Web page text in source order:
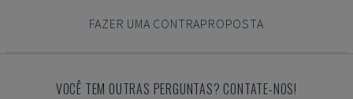
FAZER UMA CONTRAPROPOSTA
VOCÊ TEM OUTRAS PERGUNTAS? CONTATE-NOS!